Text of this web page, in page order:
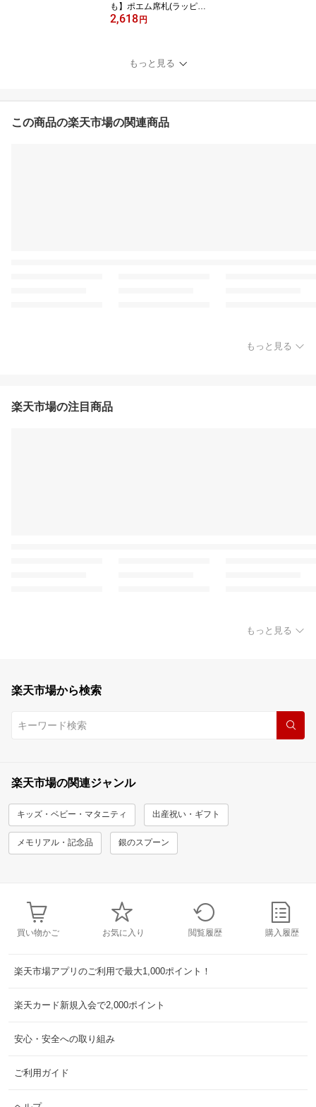
も】ポエム席札(ラッピン
グ有タイプ)【メール便・
2,618円
もっと見る
この商品の楽天市場の関連商品
もっと見る
楽天市場の注目商品
もっと見る
楽天市場から検索
楽天市場の関連ジャンル
キッズ・ベビー・マタニティ 出産祝い・ギフト
メモリアル・記念品 銀のスプーン
買い物かご お気に入り 閲覧履歴 購入履歴
楽天市場アプリのご利用で最大1,000ポイント！
楽天カード新規入会で2,000ポイント
安心・安全への取り組み
ご利用ガイド